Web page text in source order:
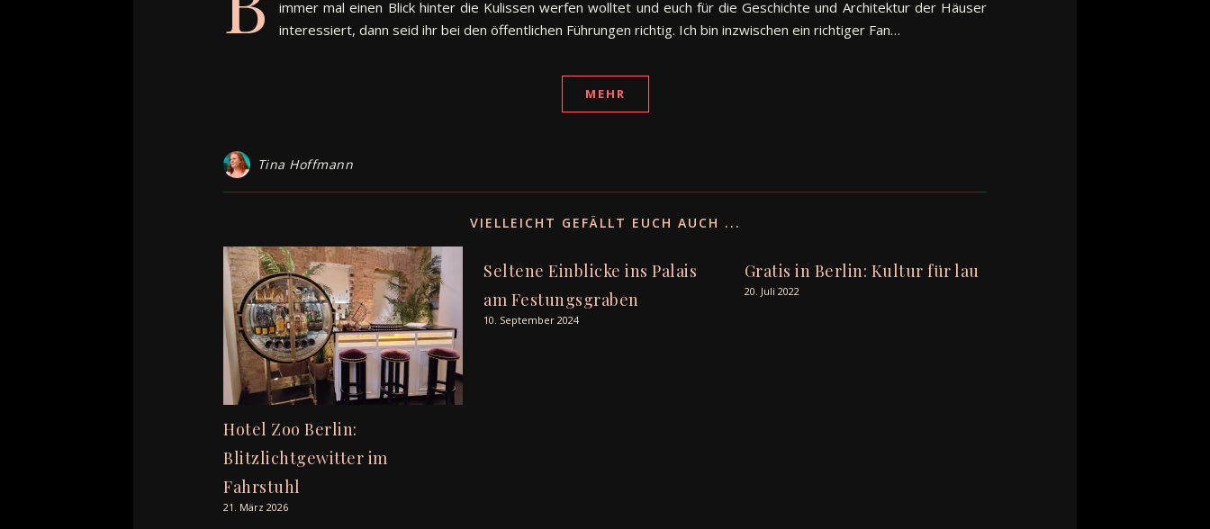
immer mal einen Blick hinter die Kulissen werfen wolltet und euch für die Geschichte und Architektur der Häuser
interessiert, dann seid ihr bei den öffentlichen Führungen richtig. Ich bin inzwischen ein richtiger Fan…
MEHR
Tina Hoffmann
VIELLEICHT GEFÄLLT EUCH AUCH ...
Hotel Zoo Berlin:
Blitzlichtgewitter im
Fahrstuhl
21. März 2026
Seltene Einblicke ins Palais
am Festungsgraben
10. September 2024
Gratis in Berlin: Kultur für lau
20. Juli 2022